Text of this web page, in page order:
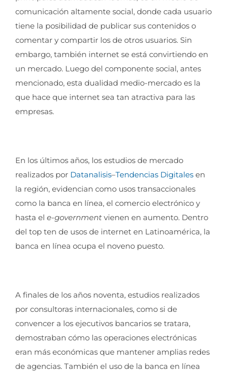
comunicación altamente social, donde cada usuario
tiene la posibilidad de publicar sus contenidos o
comentar y compartir los de otros usuarios. Sin
embargo, también internet se está convirtiendo en
un mercado. Luego del componente social, antes
mencionado, esta dualidad medio-mercado es la
que hace que internet sea tan atractiva para las
empresas.
En los últimos años, los estudios de mercado
realizados por Datanalisis–Tendencias Digitales en
la región, evidencian como usos transaccionales
como la banca en línea, el comercio electrónico y
hasta el e-government vienen en aumento. Dentro
del top ten de usos de internet en Latinoamérica, la
banca en línea ocupa el noveno puesto.
A finales de los años noventa, estudios realizados
por consultoras internacionales, como si de
convencer a los ejecutivos bancarios se tratara,
demostraban cómo las operaciones electrónicas
eran más económicas que mantener amplias redes
de agencias. También el uso de la banca en línea